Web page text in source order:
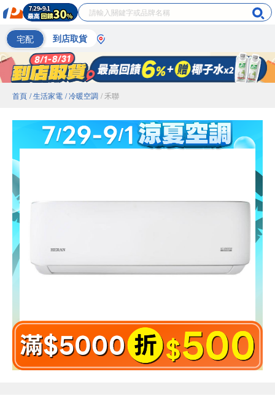
宅配 到店取貨
首頁 / 生活家電 / 冷暖空調 / 禾聯